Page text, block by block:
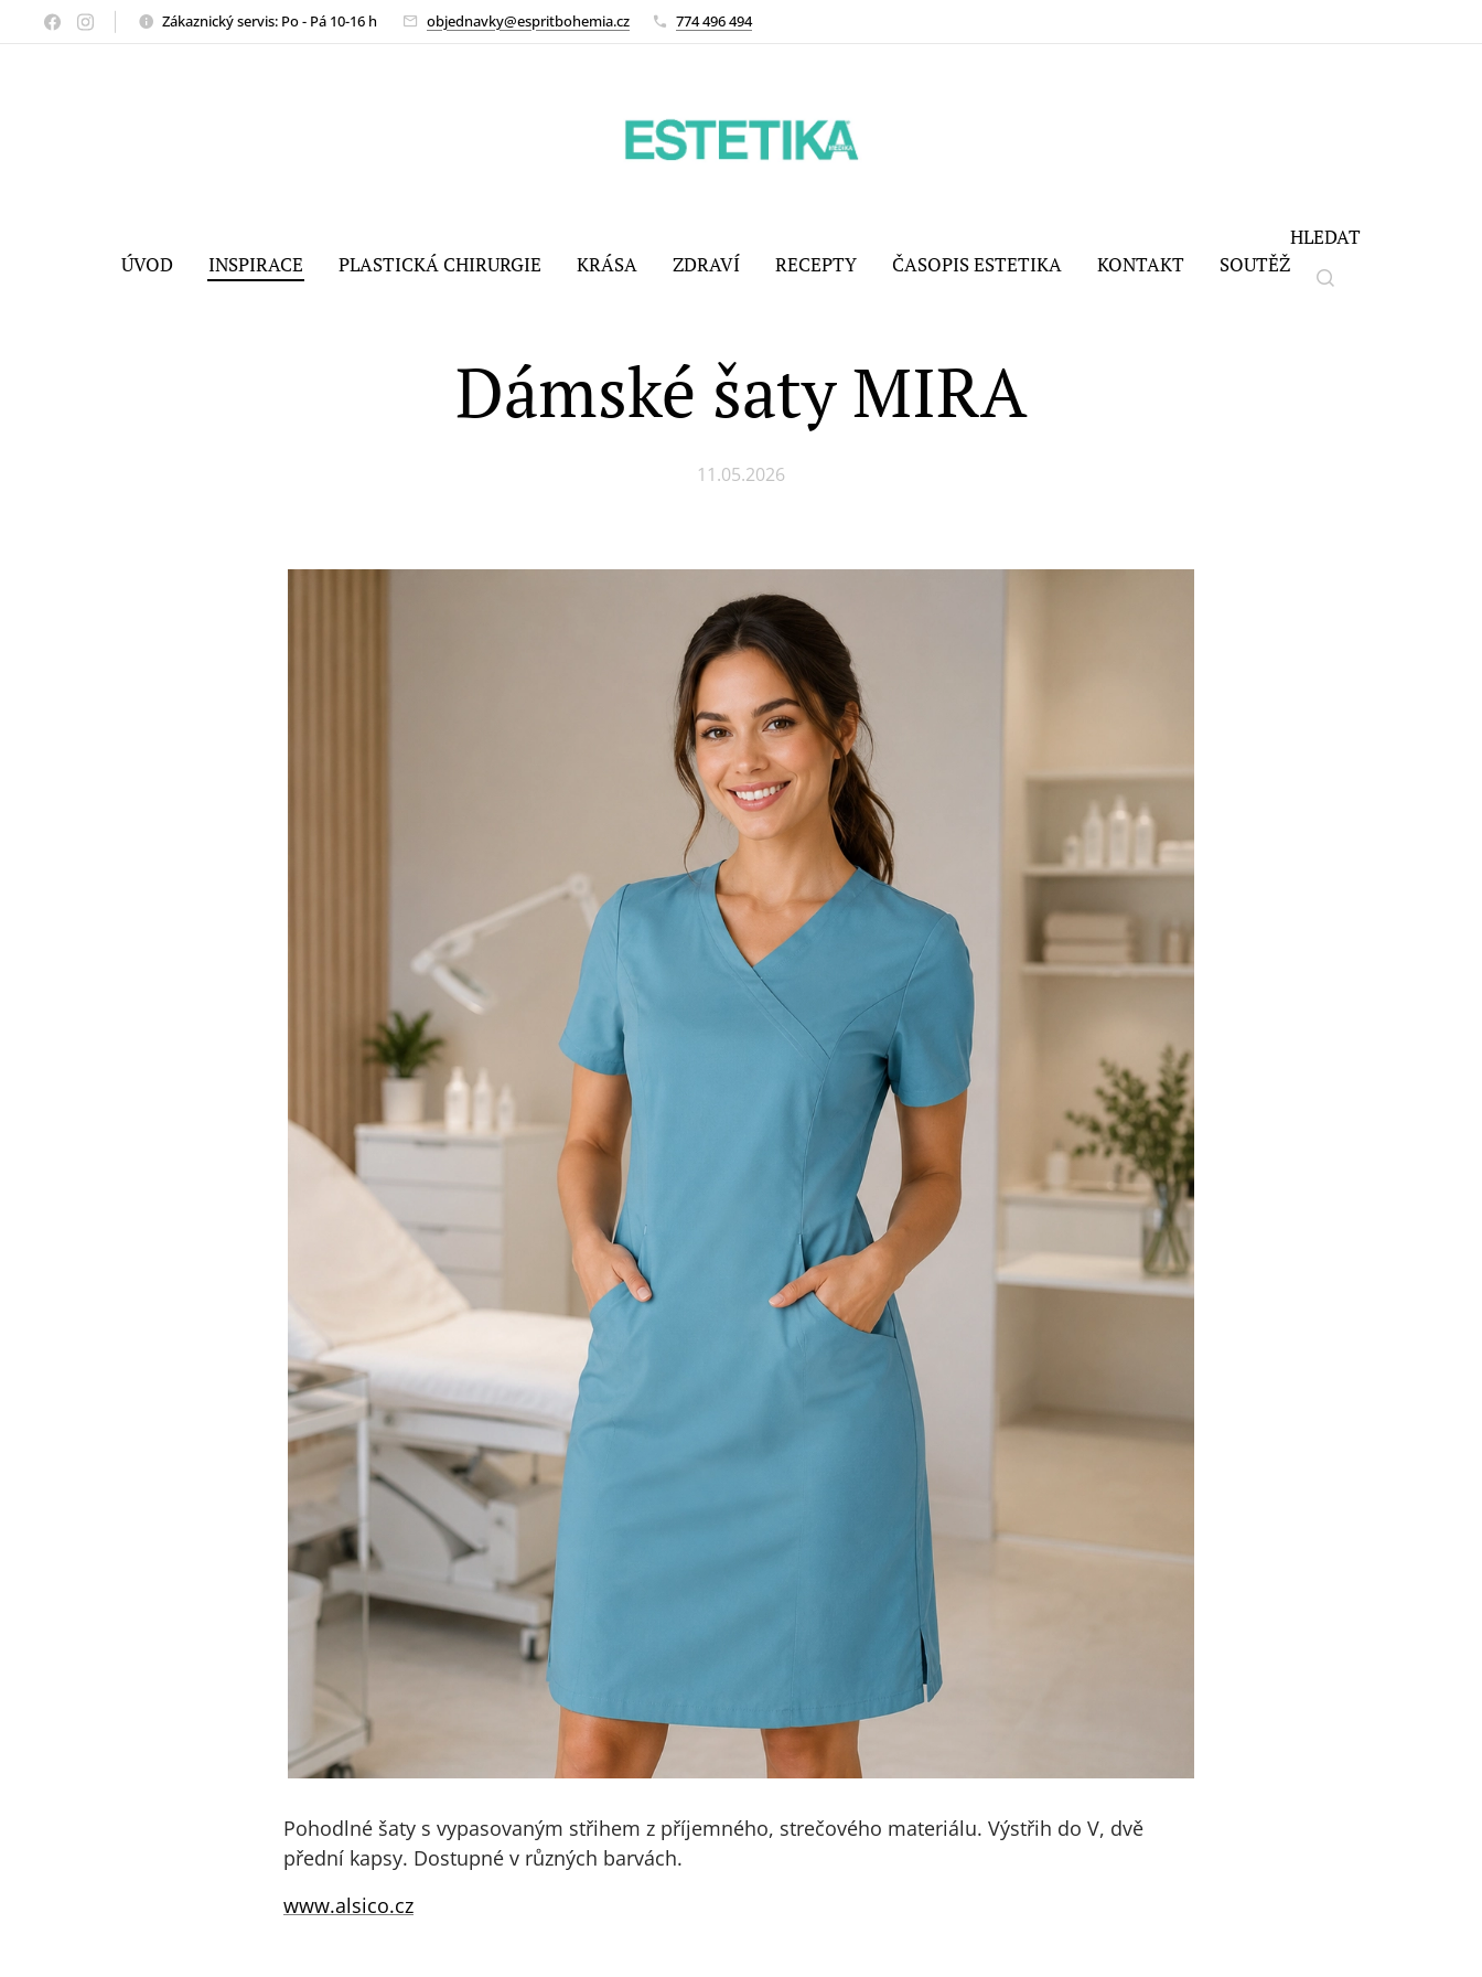
Zákaznický servis: Po - Pá 10-16 h objednavky@espritbohemia.cz 774 496 494
ÚVOD INSPIRACE PLASTICKÁ CHIRURGIE KRÁSA ZDRAVÍ RECEPTY ČASOPIS ESTETIKA KONTAKT SOUTĚŽ
HLEDAT
Dámské šaty MIRA
11.05.2026
Pohodlné šaty s vypasovaným střihem z příjemného, strečového materiálu. Výstřih do V, dvě
přední kapsy. Dostupné v různých barvách.
www.alsico.cz